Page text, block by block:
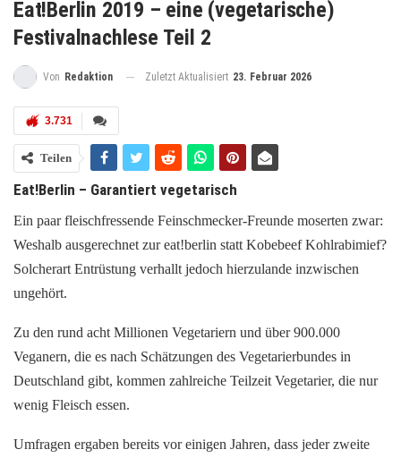
Eat!Berlin 2019 – eine (vegetarische)
Festivalnachlese Teil 2
Von Redaktion Zuletzt Aktualisiert 23. Februar 2026
3.731
Teilen
Eat!Berlin – Garantiert vegetarisch
Ein paar fleischfressende Feinschmecker-Freunde moserten zwar:
Weshalb ausgerechnet zur eat!berlin statt Kobebeef Kohlrabimief?
Solcherart Entrüstung verhallt jedoch hierzulande inzwischen
ungehört.
Zu den rund acht Millionen Vegetariern und über 900.000
Veganern, die es nach Schätzungen des Vegetarierbundes in
Deutschland gibt, kommen zahlreiche Teilzeit Vegetarier, die nur
wenig Fleisch essen.
Umfragen ergaben bereits vor einigen Jahren, dass jeder zweite